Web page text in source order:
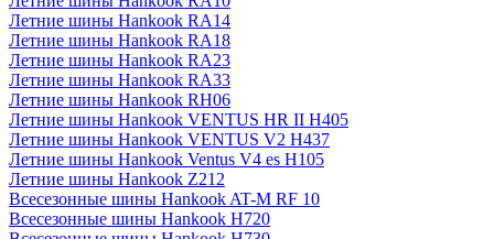
Летние шины Hankook RA14
Летние шины Hankook RA18
Летние шины Hankook RA23
Летние шины Hankook RA33
Летние шины Hankook RH06
Летние шины Hankook VENTUS HR II H405
Летние шины Hankook VENTUS V2 H437
Летние шины Hankook Ventus V4 es H105
Летние шины Hankook Z212
Всесезонные шины Hankook AT-M RF 10
Всесезонные шины Hankook H720